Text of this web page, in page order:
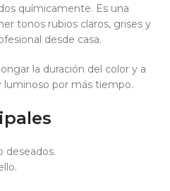
químicamente. Es una
tonos rubios claros, grises y
desde casa.
la duración del color y a
luminoso por más tiempo.
deseados.